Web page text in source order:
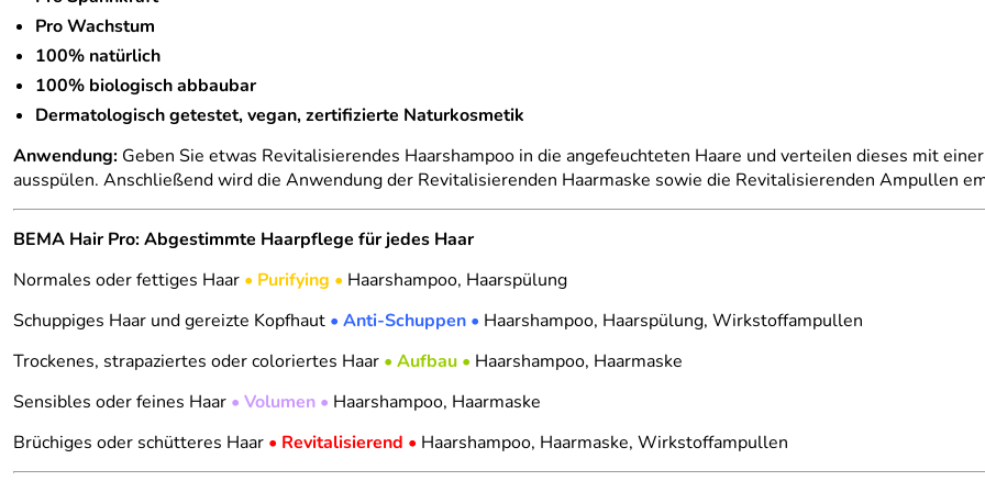
Pro Wachstum
100% natürlich
100% biologisch abbaubar
Dermatologisch getestet, vegan, zertifizierte Naturkosmetik
Anwendung: Geben Sie etwas Revitalisierendes Haarshampoo in die angefeuchteten Haare und verteilen dieses mit
ausspülen. Anschließend wird die Anwendung der Revitalisierenden Haarmaske sowie die Revitalisierenden Ampullen
BEMA Hair Pro: Abgestimmte Haarpflege für jedes Haar
Normales oder fettiges Haar • Purifying • Haarshampoo, Haarspülung
Schuppiges Haar und gereizte Kopfhaut • Anti-Schuppen • Haarshampoo, Haarspülung, Wirkstoffampullen
Trockenes, strapaziertes oder coloriertes Haar • Aufbau • Haarshampoo, Haarmaske
Sensibles oder feines Haar • Volumen • Haarshampoo, Haarmaske
Brüchiges oder schütteres Haar • Revitalisierend • Haarshampoo, Haarmaske, Wirkstoffampullen